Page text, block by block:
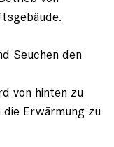
Seuchen den
von hinten zu
Erwärmung zu